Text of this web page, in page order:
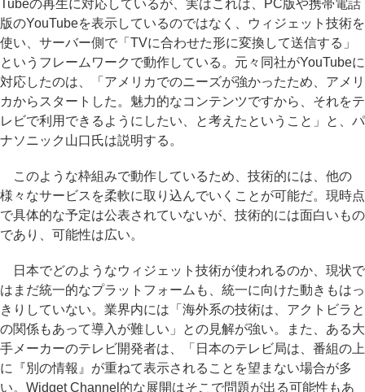
Tubeの再生に対応しているが、実はこれは、PC版や携帯電話
版のYouTubeを表示しているのではなく、ウィジェット技術を
使い、サーバー側で「TVに合わせた形に変換して送信する」
というフレームワークで動作している。元々同社がYouTubeに
対応したのは、「アメリカでのニーズが強かったため、アメリ
カからスタートした。魅力的なコンテンツですから、それをテ
レビで利用できるようにしたい、と考えたということ」と、パ
ナソニック山口氏は説明する。
このような枠組みで動作しているため、技術的には、他の
様々なサービスを柔軟に取り込んでいくことが可能だ。現時点
で具体的な予定は公表されていないが、技術的には面白いもの
であり、可能性は広い。
日本でどのようなウィジェット技術が使われるのか、現状で
はまだ統一的なプラットフォームも、統一に向けた動きもはっ
きりしていない。業界内には「海外系の技術は、アクトビラと
の関係もあって導入が難しい」との見解が強い。また、ある大
手メーカーのテレビ開発者は、「日本のテレビ局は、番組の上
に『別の情報』が重ねて表示されることを望まない場合が多
い。Widget Channel的な展開はそこで問題が出る可能性もあ